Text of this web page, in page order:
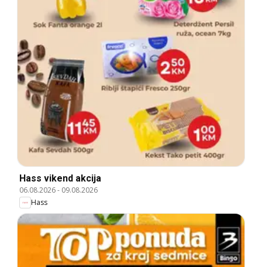
Hass vikend akcija
06.08.2026- 09.08.2026
Hass